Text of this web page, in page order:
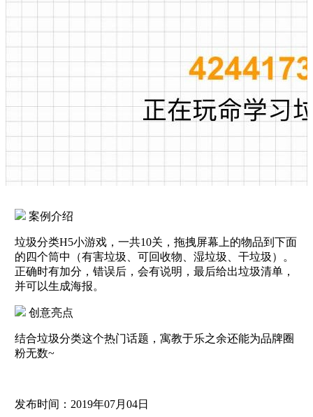
案例介绍
垃圾分类H5小游戏，一共10关，拖拽屏幕上的物品到下面
的四个筒中（有害垃圾、可回收物、湿垃圾、干垃圾）。
正确时有加分，错误后，会有说明，最后给出垃圾清单，
并可以生成海报。
创意亮点
结合垃圾分类这个热门话题，寓教于乐之余还能为品牌圈
粉无数~
发布时间：2019年07月04日